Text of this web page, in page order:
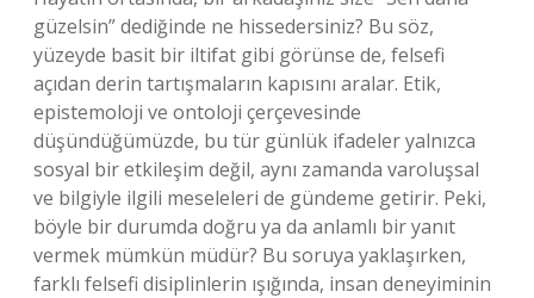
güzelsin” dediğinde ne hissedersiniz? Bu söz,
yüzeyde basit bir iltifat gibi görünse de, felsefi
açıdan derin tartışmaların kapısını aralar. Etik,
epistemoloji ve ontoloji çerçevesinde
düşündüğümüzde, bu tür günlük ifadeler yalnızca
sosyal bir etkileşim değil, aynı zamanda varoluşsal
ve bilgiyle ilgili meseleleri de gündeme getirir. Peki,
böyle bir durumda doğru ya da anlamlı bir yanıt
vermek mümkün müdür? Bu soruya yaklaşırken,
farklı felsefi disiplinlerin ışığında, insan deneyiminin